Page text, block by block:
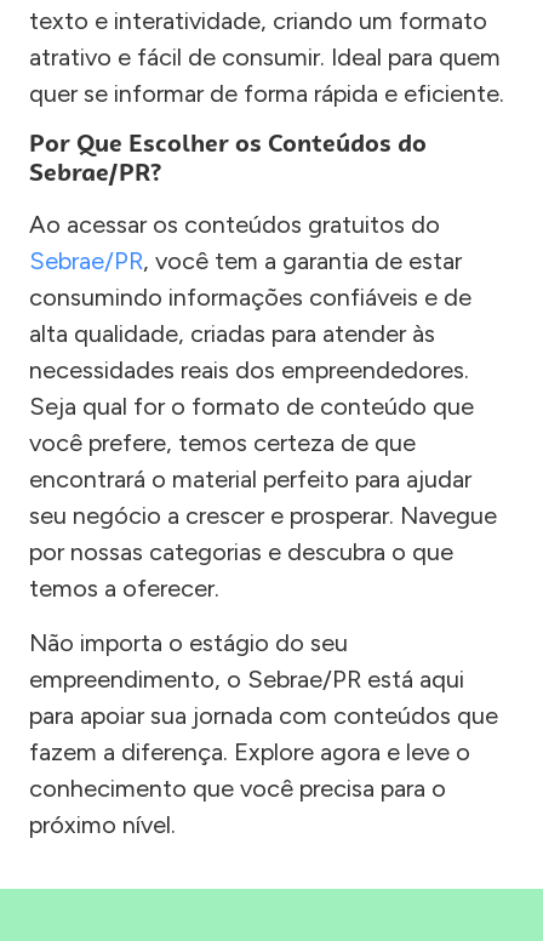
texto e interatividade, criando um formato
atrativo e fácil de consumir. Ideal para quem
quer se informar de forma rápida e eficiente.
Por Que Escolher os Conteúdos do
Sebrae/PR?
Ao acessar os conteúdos gratuitos do
Sebrae/PR, você tem a garantia de estar
consumindo informações confiáveis e de
alta qualidade, criadas para atender às
necessidades reais dos empreendedores.
Seja qual for o formato de conteúdo que
você prefere, temos certeza de que
encontrará o material perfeito para ajudar
seu negócio a crescer e prosperar. Navegue
por nossas categorias e descubra o que
temos a oferecer.
Não importa o estágio do seu
empreendimento, o Sebrae/PR está aqui
para apoiar sua jornada com conteúdos que
fazem a diferença. Explore agora e leve o
conhecimento que você precisa para o
próximo nível.